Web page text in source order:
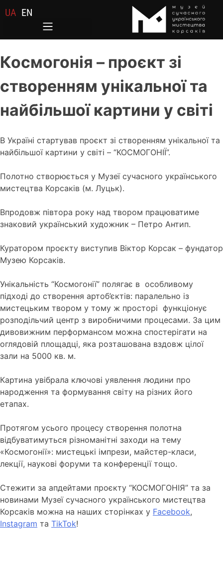
UA EN
Космогонія – проєкт зі
створенням унікальної та
найбільшої картини у світі
В Україні стартував проєкт зі створенням унікальної та
найбільшої картини у світі – “КОСМОГОНІЇ”.
Полотно створюється у Музеї сучасного українського
мистецтва Корсаків (м. Луцьк).
Впродовж півтора року над твором працюватиме
знаковий український художник – Петро Антип.
Куратором проєкту виступив Віктор Корсак – фундатор
Музею Корсаків.
Унікальність “Космогонії” полягає в особливому
підході до створення артоб’єктів: паралельно із
мистецьким твором у тому ж просторі функціонує
розподільчий центр з виробничими процесами. За цим
дивовижним перформансом можна спостерігати на
оглядовій площадці, яка розташована вздовж цілої
зали на 5000 кв. м.
Картина увібрала ключові уявлення людини про
народження та формування світу на різних його
етапах.
Протягом усього процесу створення полотна
відбуватимуться різноманітні заходи на тему
«Космогонії»: мистецькі імпрези, майстер-класи,
лекції, наукові форуми та конференції тощо.
Стежити за апдейтами проєкту “КОСМОГОНІЯ” та за
новинами Музеї сучасного українського мистецтва
Корсаків можна на наших сторінках у Facebook,
Instagram та TikTok!